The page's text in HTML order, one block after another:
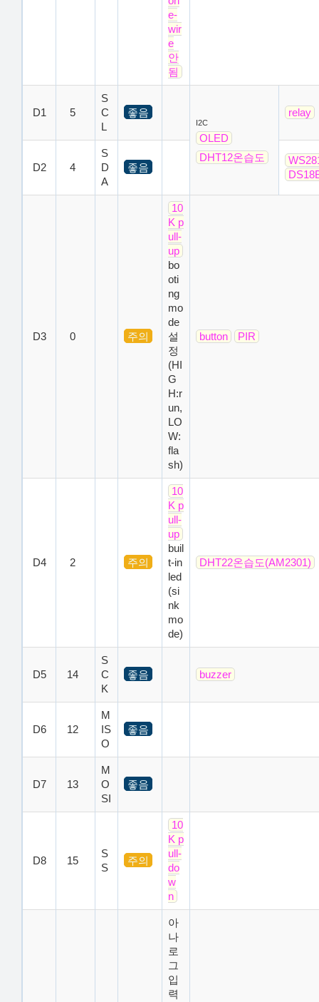
e-
wir
e
안
됨
D1 5
S
C
L
좋음
I2C
OLED
DHT12온습도
relay
D2 4
S
D
A
좋음
D3 0 주의
10
K p
ull-
up
bo
oti
ng
mo
de
설
정
(HI
G
H:r
un,
LO
W:
fla
sh)
button PIR
D4 2 주의
10
K p
ull-
up
buil
t-in
led
(si
nk
mo
de)
DHT22온습도(AM2301)
D5 14
S
C
K
좋음 buzzer
D6 12
M
IS
O
좋음
D7 13
M
O
SI
좋음
D8 15
S
S
주의
10
K p
ull-
do
w
n
아
나
로
그
입
력